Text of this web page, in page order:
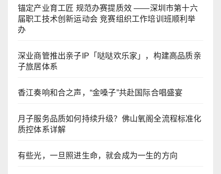
锚定产业育工匠 规范办赛提质效 ——深圳市第十六
届职工技术创新运动会 竞赛组织工作培训班顺利举
办
深业商管推出亲子IP「哒哒欢乐家」，构建高品质亲
子旅居体系
香江奏响和合之声，“金嗓子”共赴国际合唱盛宴
月子服务品质如何持续升级？佛山氧阁全流程标准化
质控体系详解
有些光，一旦照进生命，就会成为一生的方向